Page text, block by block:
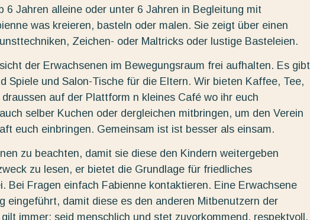
6 Jahren alleine oder unter 6 Jahren in Begleitung mit
was kreieren, basteln oder malen. Sie zeigt über einen
Zeichen- oder Maltricks oder lustige Basteleien.
der Erwachsenen im Bewegungsraum frei aufhalten. Es gibt
Spiele und Salon-Tische für die Eltern. Wir bieten Kaffee, Tee,
auf der Plattform n kleines Café wo ihr euch
selber Kuchen oder dergleichen mitbringen, um den Verein
euch einbringen. Gemeinsam ist ist besser als einsam.
zu beachten, damit sie diese den Kindern weitergeben
zu lesen, er bietet die Grundlage für friedliches
Bei Fragen einfach Fabienne kontaktieren. Eine Erwachsene
eingeführt, damit diese es den anderen Mitbenutzern der
immer: seid menschlich und stet zuvorkommend, respektvoll,